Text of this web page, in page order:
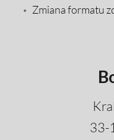
Zmiana formatu
33-